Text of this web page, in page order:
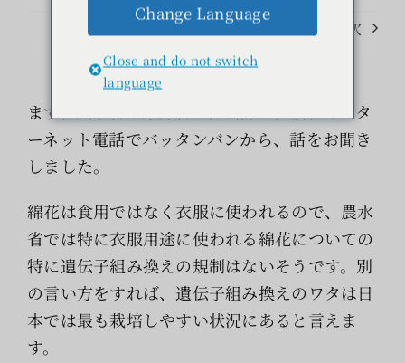
学ぶ
検
…
前のページ 次
まず、農水省と厚労省の担当課に直接、インタ
ーネット電話でバッタンバンから、話をお聞き
しました。
綿花は食用ではなく衣服に使われるので、農水
省では特に衣服用途に使われる綿花についての
特に遺伝子組み換えの規制はないそうです。別
の言い方をすれば、遺伝子組み換えのワタは日
本では最も栽培しやすい状況にあると言えま
す。
Change Language
Close and do not switch
language